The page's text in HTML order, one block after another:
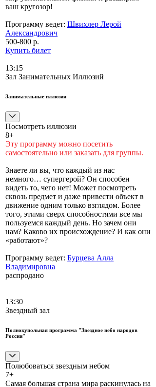
ваш кругозор!
Программу ведет: Швихлер Лерой
Александрович
500-800 р.
Купить билет
13:15
Зал Занимательных Иллюзий
Занимательные иллюзии
Посмотреть иллюзии
8+
Эту программу можно посетить
самостоятельно или заказать для группы.
Знаете ли вы, что каждый из нас
немного… супергерой? Он способен
видеть то, чего нет! Может посмотреть
сквозь предмет и даже привести объект в
движение одним только взглядом. Более
того, этими сверх способностями все мы
пользуемся каждый день. Но зачем они
нам? Каково их происхождение? И как они
«работают»?
Программу ведет: Бурцева Алла
Владимировна
распродано
13:30
Звездный зал
Полнокупольная программа "Звездное небо народов
России"
Полюбоваться звездным небом
7+
Самая большая страна мира раскинулась на